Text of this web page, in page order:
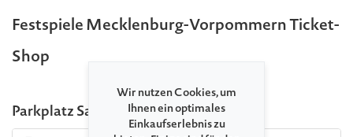
Festspiele Mecklenburg-Vorpommern Ticket-
Shop
Parkplatz Samstag
Wir nutzen Cookies, um
Ihnen ein optimales
Einkaufserlebnis zu